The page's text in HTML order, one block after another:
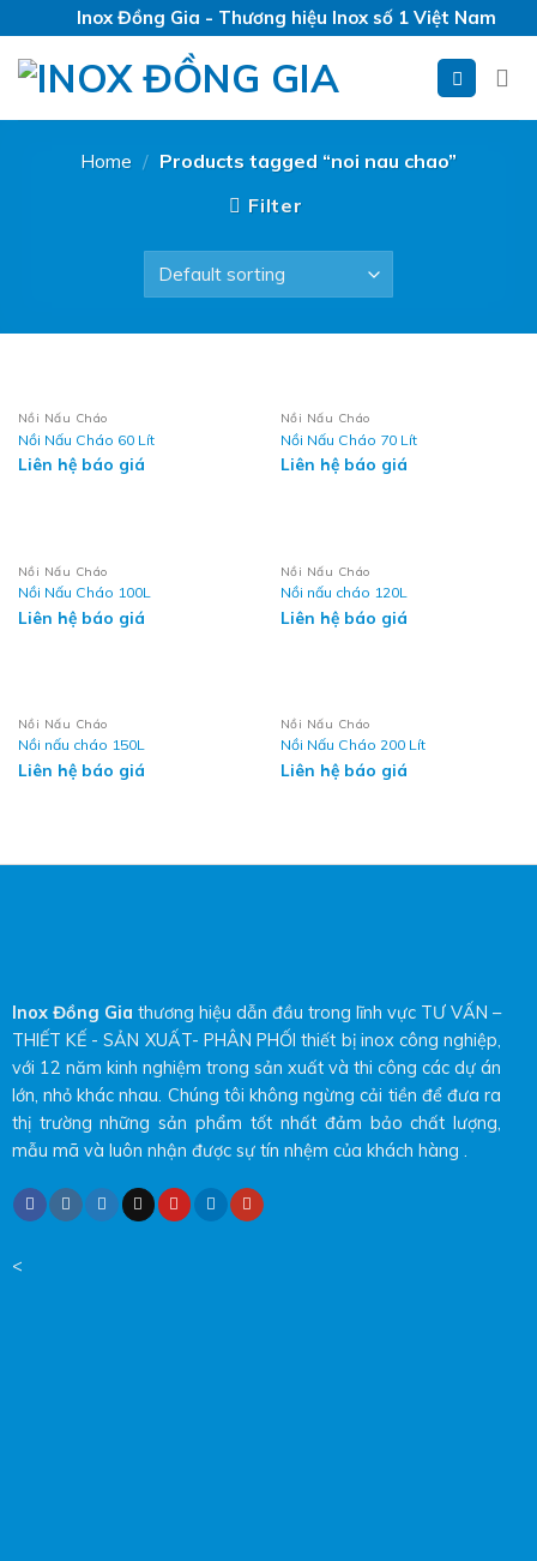
to
content
Inox Đồng Gia - Thương hiệu Inox số 1 Việt Nam
Home / Products tagged “noi nau chao”
Filter
Nồi Nấu Cháo
Nồi Nấu Cháo 60 Lít
Liên hệ báo giá
Nồi Nấu Cháo
Nồi Nấu Cháo 70 Lít
Liên hệ báo giá
Nồi Nấu Cháo
Nồi Nấu Cháo 100L
Liên hệ báo giá
Nồi Nấu Cháo
Nồi nấu cháo 120L
Liên hệ báo giá
Nồi Nấu Cháo
Nồi nấu cháo 150L
Liên hệ báo giá
Nồi Nấu Cháo
Nồi Nấu Cháo 200 Lít
Liên hệ báo giá
Inox Đồng Gia thương hiệu dẫn đầu trong lĩnh vực TƯ VẤN –
THIẾT KẾ - SẢN XUẤT- PHÂN PHỐI thiết bị inox công nghiệp,
với 12 năm kinh nghiệm trong sản xuất và thi công các dự án
lớn, nhỏ khác nhau. Chúng tôi không ngừng cải tiền để đưa ra
thị trường những sản phẩm tốt nhất đảm bảo chất lượng,
mẫu mã và luôn nhận được sự tín nhệm của khách hàng .
<